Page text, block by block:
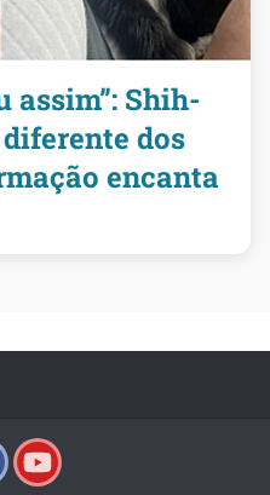
assim”: Shih-
dos
encanta